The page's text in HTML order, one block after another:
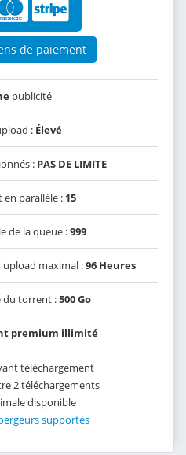
de paiement
publicité
: Élevé
: PAS DE LIMITE
en parallèle : 15
de la queue :999
maximal :96 Heures
du torrent :500 Go
premium illimité
téléchargement
2 téléchargements
disponible
supportés